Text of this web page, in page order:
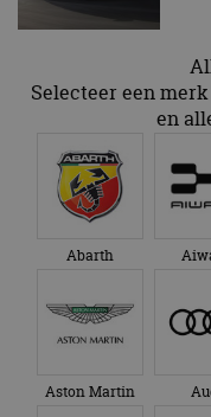
Selecteer een
en
Abarth
Aston Martin